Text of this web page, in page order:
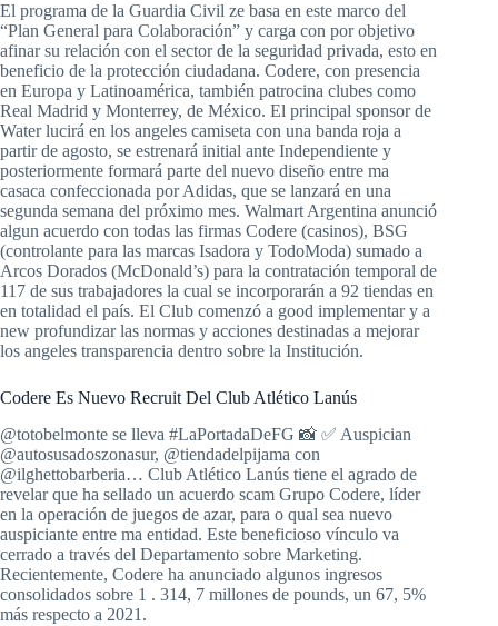
El programa de la Guardia Civil ze basa en este marco del
“Plan General para Colaboración” y carga con por objetivo
afinar su relación con el sector de la seguridad privada, esto en
beneficio de la protección ciudadana. Codere, con presencia
en Europa y Latinoamérica, también patrocina clubes como
Real Madrid y Monterrey, de México. El principal sponsor de
Water lucirá en los angeles camiseta con una banda roja a
partir de agosto, se estrenará initial ante Independiente y
posteriormente formará parte del nuevo diseño entre ma
casaca confeccionada por Adidas, que se lanzará en una
segunda semana del próximo mes. Walmart Argentina anunció
algun acuerdo con todas las firmas Codere (casinos), BSG
(controlante para las marcas Isadora y TodoModa) sumado a
Arcos Dorados (McDonald’s) para la contratación temporal de
117 de sus trabajadores la cual se incorporarán a 92 tiendas en
en totalidad el país. El Club comenzó a good implementar y a
new profundizar las normas y acciones destinadas a mejorar
los angeles transparencia dentro sobre la Institución.
Codere Es Nuevo Recruit Del Club Atlético Lanús
@totobelmonte se lleva #LaPortadaDeFG 📸 ✅️ Auspician
@autosusadoszonasur, @tiendadelpijama con
@ilghettobarberia… Club Atlético Lanús tiene el agrado de
revelar que ha sellado un acuerdo scam Grupo Codere, líder
en la operación de juegos de azar, para o qual sea nuevo
auspiciante entre ma entidad. Este beneficioso vínculo va
cerrado a través del Departamento sobre Marketing.
Recientemente, Codere ha anunciado algunos ingresos
consolidados sobre 1 . 314, 7 millones de pounds, un 67, 5%
más respecto a 2021.